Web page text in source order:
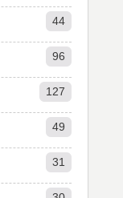
44
96
127
49
31